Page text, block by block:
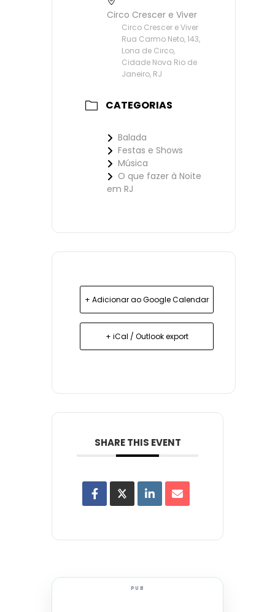
Circo Crescer e Viver
Circo Crescer e Viver
Rua Carmo Neto, 143,
Lona de Circo,
Cidade Nova Rio de
Janeiro, RJ
CATEGORIAS
Balada
Festas e Shows
Música
O que fazer à Noite
em RJ
+ Adicionar ao Google Calendar
+ iCal / Outlook export
SHARE THIS EVENT
PUB